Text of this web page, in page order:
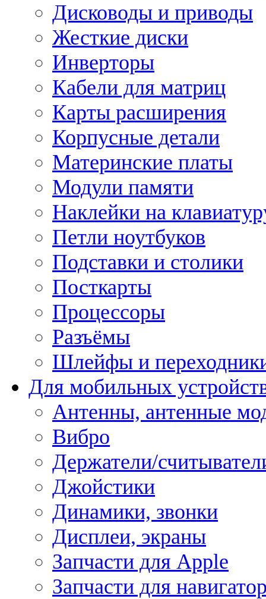
Дисководы и приводы
Жесткие диски
Инверторы
Кабели для матриц
Карты расширения
Корпусные детали
Материнские платы
Модули памяти
Наклейки на
Петли ноутбуков
Подставки и столики
Посткарты
Процессоры
Разъёмы
Шлейфы и
Для мобильных
Антенны, антенные
Вибро
Держатели/
Джойстики
Динамики, звонки
Дисплеи, экраны
Запчасти для Apple
Запчасти для